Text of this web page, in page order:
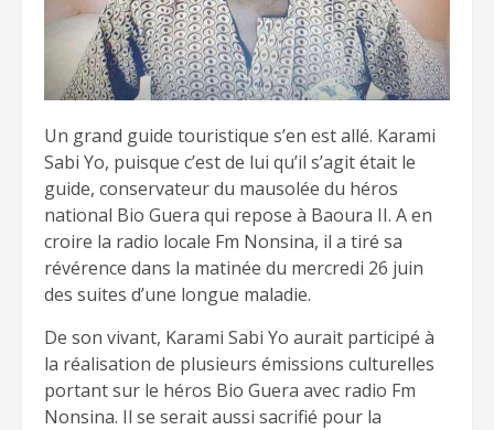
Un grand guide touristique s’en est allé. Karami
Sabi Yo, puisque c’est de lui qu’il s’agit était le
guide, conservateur du mausolée du héros
national Bio Guera qui repose à Baoura II. A en
croire la radio locale Fm Nonsina, il a tiré sa
révérence dans la matinée du mercredi 26 juin
des suites d’une longue maladie.
De son vivant, Karami Sabi Yo aurait participé à
la réalisation de plusieurs émissions culturelles
portant sur le héros Bio Guera avec radio Fm
Nonsina. Il se serait aussi sacrifié pour la